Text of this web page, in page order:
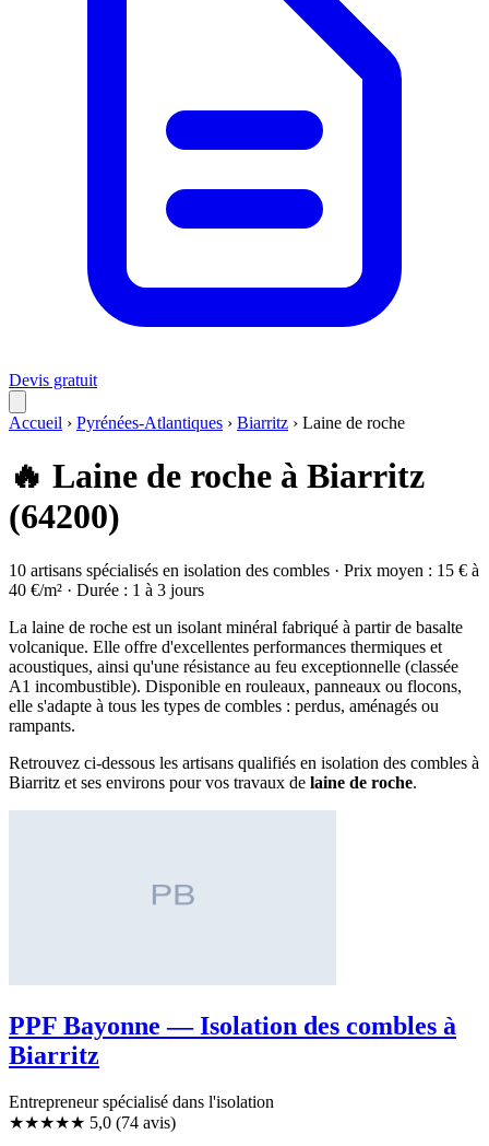
Devis gratuit
Accueil › Pyrénées-Atlantiques › Biarritz › Laine de roche
🔥 Laine de roche à Biarritz
(64200)
10 artisans spécialisés en isolation des combles · Prix moyen : 15 € à
40 €/m² · Durée : 1 à 3 jours
La laine de roche est un isolant minéral fabriqué à partir de basalte
volcanique. Elle offre d'excellentes performances thermiques et
acoustiques, ainsi qu'une résistance au feu exceptionnelle (classée
A1 incombustible). Disponible en rouleaux, panneaux ou flocons,
elle s'adapte à tous les types de combles : perdus, aménagés ou
rampants.
Retrouvez ci-dessous les artisans qualifiés en isolation des combles à
Biarritz et ses environs pour vos travaux de laine de roche.
PPF Bayonne — Isolation des combles à
Biarritz
Entrepreneur spécialisé dans l'isolation
★★★★★ 5,0 (74 avis)